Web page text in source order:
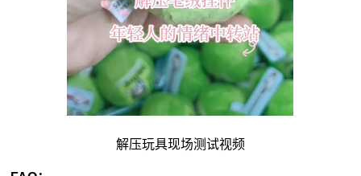
解压玩具现场测试视频